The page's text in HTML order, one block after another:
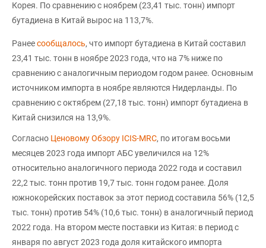
Корея. По сравнению с ноябрем (23,41 тыс. тонн) импорт
бутадиена в Китай вырос на 113,7%.
Ранеесообщалось, что импорт бутадиена в Китай составил
23,41 тыс. тонн в ноябре 2023 года, что на 7% ниже по
сравнению с аналогичным периодом годом ранее. Основным
источником импорта в ноябре являются Нидерланды. По
сравнению с октябрем (27,18 тыс. тонн) импорт бутадиена в
Китай снизился на 13,9%.
Согласно Ценовому Обзору ICIS-MRC, по итогам восьми
месяцев 2023 года импорт АБС увеличился на 12%
относительно аналогичного периода 2022 года и составил
22,2 тыс. тонн против 19,7 тыс. тонн годом ранее. Доля
южнокорейских поставок за этот период составила 56% (12,5
тыс. тонн) против 54% (10,6 тыс. тонн) в аналогичный период
2022 года. На втором месте поставки из Китая: в период с
января по август 2023 года доля китайского импорта